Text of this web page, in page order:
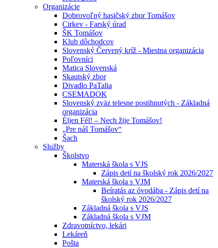
Organizácie
Dobrovoľný hasičský zbor Tomášov
Cirkev - Farský úrad
ŠK Tomášov
Klub dôchodcov
Slovenský Červený kríž - Miestna organizácia
Poľovníci
Matica Slovenská
Skautský zbor
Divadlo PaTalia
CSEMADOK
Slovenský zväz telesne postihnutých - Základná
organizácia
Éljen Fél! – Nech žije Tomášov!
„Pre náš Tomášov“
Šach
Služby
Školstvo
Materská škola s VJS
Zápis detí na školský rok 2026/2027
Materská škola s VJM
Beíratás az óvodába - Zápis detí na
školský rok 2026/2027
Základná škola s VJS
Základná škola s VJM
Zdravotníctvo, lekári
Lekáreň
Pošta